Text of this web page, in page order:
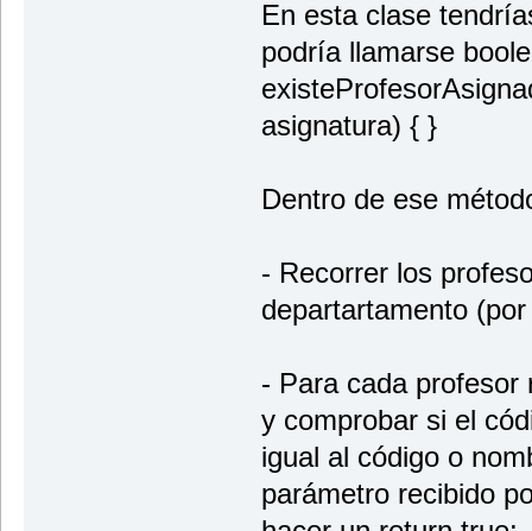
En esta clase
podría llamarse
asignatura) { }
Dentro de ese
- Recorrer los
departartamento
- Para cada profesor
y comprobar si el
igual al código o
parámetro recibido